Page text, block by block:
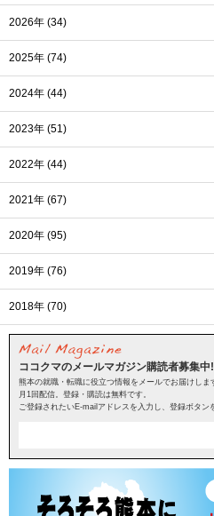
2026年 (34)
2025年 (74)
2024年 (44)
2023年 (51)
2022年 (44)
2021年 (67)
2020年 (95)
2019年 (76)
2018年 (70)
ココクマのメールマガジン購読者募集中
熊本の就職・転職に役立つ情報をメールでお届けしま
月1回配信。登録・購読は無料です。
ご登録されたいE-mailアドレスを入力し、登録ボタン